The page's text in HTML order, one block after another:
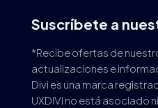
Suscríbete a
*Recibe ofertas de
actualizaciones e
Divi es una marca
UXDIVI no está asociado